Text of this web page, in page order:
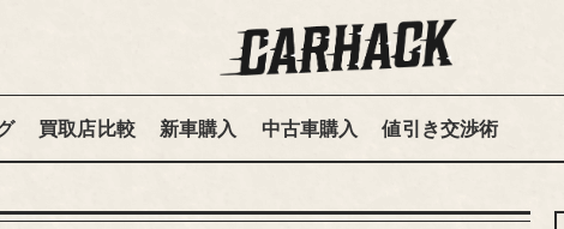
買取店比較 新車購入 中古車購入 値引き交渉術